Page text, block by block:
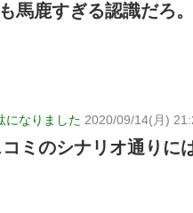
馬鹿すぎる認識だろ。
になりました 2020/09/14(月)
ミのシナリオ通りに